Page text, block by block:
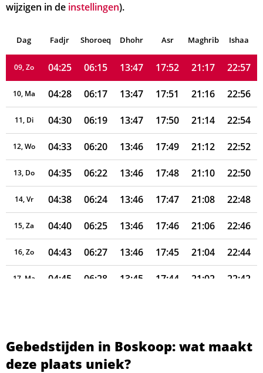
wijzigen in de instellingen).
Dag Fadjr Shoroeq Dhohr Asr Maghrib Ishaa
07, Vr 04:20 06:12 13:47
08, Za 04:23 06:14 13:47 17:53 21:19 22:59
09, Zo 04:25 06:15 13:47 17:52 21:17 22:57
10, Ma 04:28 06:17 13:47 17:51 21:16 22:56
11, Di 04:30 06:19 13:47 17:50 21:14 22:54
12, Wo 04:33 06:20 13:46 17:49 21:12 22:52
13, Do 04:35 06:22 13:46 17:48 21:10 22:50
14, Vr 04:38 06:24 13:46 17:47 21:08 22:48
15, Za 04:40 06:25 13:46 17:46 21:06 22:46
16, Zo 04:43 06:27 13:46 17:45 21:04 22:44
17, Ma 04:45 06:28 13:45 17:44 21:02 22:42
20, Do 04:52 06:33 13:45 17:40
Gebedstijden in Boskoop: wat maakt
deze plaats uniek?